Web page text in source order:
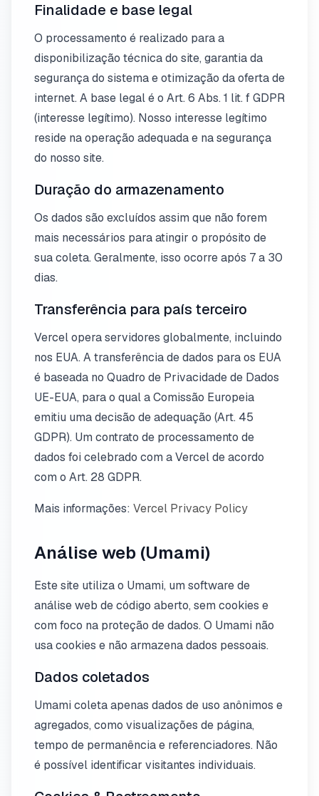
Finalidade e base legal
O processamento é realizado para a
disponibilização técnica do site, garantia da
segurança do sistema e otimização da oferta de
internet. A base legal é o Art. 6 Abs. 1 lit. f GDPR
(interesse legítimo). Nosso interesse legítimo
reside na operação adequada e na segurança
do nosso site.
Duração do armazenamento
Os dados são excluídos assim que não forem
mais necessários para atingir o propósito de
sua coleta. Geralmente, isso ocorre após 7 a 30
dias.
Transferência para país terceiro
Vercel opera servidores globalmente, incluindo
nos EUA. A transferência de dados para os EUA
é baseada no Quadro de Privacidade de Dados
UE-EUA, para o qual a Comissão Europeia
emitiu uma decisão de adequação (Art. 45
GDPR). Um contrato de processamento de
dados foi celebrado com a Vercel de acordo
com o Art. 28 GDPR.
Mais informações: Vercel Privacy Policy
Análise web (Umami)
Este site utiliza o Umami, um software de
análise web de código aberto, sem cookies e
com foco na proteção de dados. O Umami não
usa cookies e não armazena dados pessoais.
Dados coletados
Umami coleta apenas dados de uso anônimos e
agregados, como visualizações de página,
tempo de permanência e referenciadores. Não
é possível identificar visitantes individuais.